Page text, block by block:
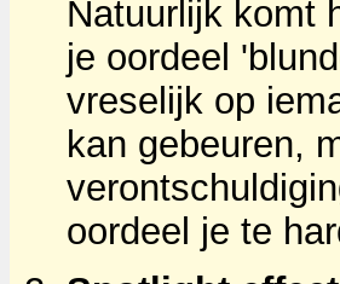
Natuurlijk komt
je oordeel
vreselijk op
kan gebeuren,
oordeel je te